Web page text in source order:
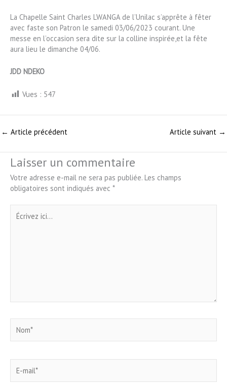
La Chapelle Saint Charles LWANGA de l’Unilac s’apprête à fêter
avec faste son Patron le samedi 03/06/2023 courant. Une
messe en l’occasion sera dite sur la colline inspirée,et la fête
aura lieu le dimanche 04/06.
JDD NDEKO
Vues : 547
← Article précédent Article suivant →
Laisser un commentaire
Votre adresse e-mail ne sera pas publiée. Les champs
obligatoires sont indiqués avec *
Écrivez
ici…
mail*